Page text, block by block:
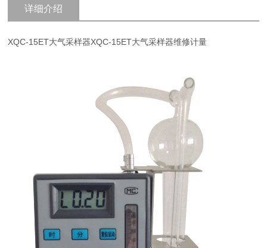
详细介绍
XQC-15ET大气采样器XQC-15ET大气采样器维修计量